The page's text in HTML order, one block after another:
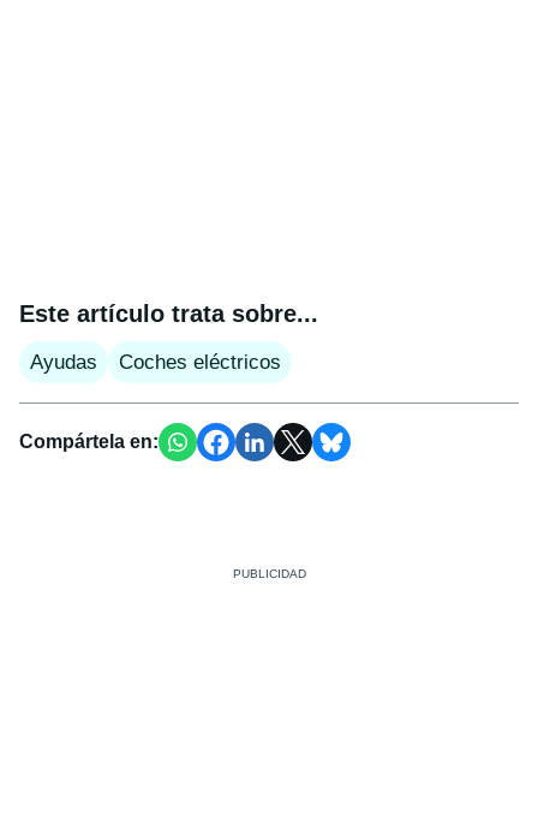
Este artículo trata sobre...
Ayudas Coches eléctricos
Compártela en: